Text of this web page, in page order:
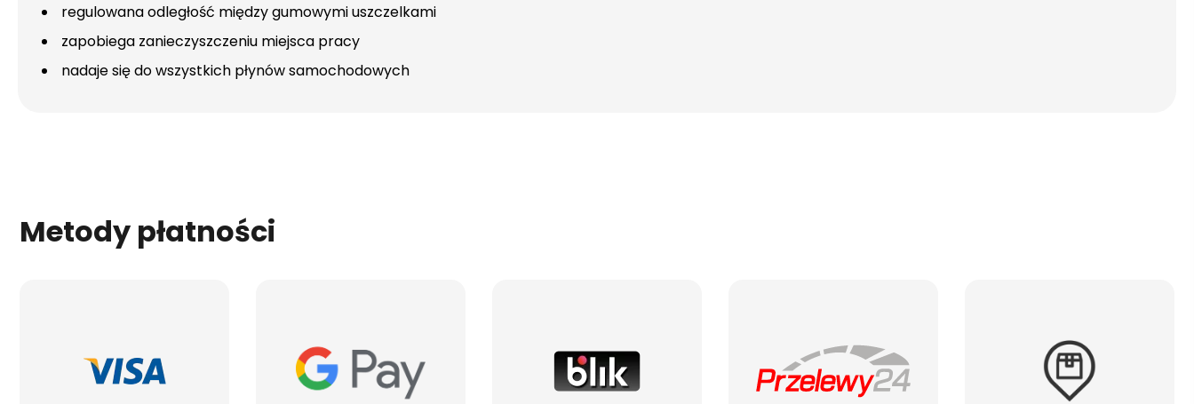
regulowana odległość między gumowymi uszczelkami
zapobiega zanieczyszczeniu miejsca pracy
nadaje się do wszystkich płynów samochodowych
Metody płatności